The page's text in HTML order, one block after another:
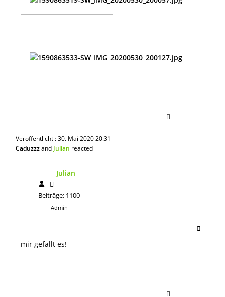
Veröffentlicht : 30. Mai 2020 20:31
Caduzzzand Julian reacted
Julian
Beiträge: 1100
Admin
mir gefällt es!